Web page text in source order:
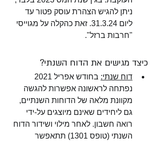
ניתן להגיש הצהרת עוסק פטור עד
ליום 31.3.24. זאת כהקלה על מגוייסי
"חרבות ברזל".
כיצד מגישים את הדוח השנתי?
דוח שנתי:
נפתחה לראשונה אפשרות להגשה
מקוונת מלאה של הדוחות השנתיים,
גם ליחידים שאינם מיוצגים על-ידי
רואה חשבון. לאחר מילוי ושידור הדוח
השנתי (טופס 1301) תתאפשר